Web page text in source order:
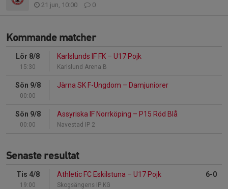
21 jun, 10:00 0
Kommande matcher
Lör 8/8
15:30
Karlslunds IF FK – U17 Pojk
Karlslund Arena B
Sön 9/8
00:00
Järna SK F-Ungdom – Damjuniorer
Sön 9/8
00:00
Assyriska IF Norrköping – P15 Röd Blå
Navestad IP 2
Senaste resultat
Tis 4/8
19:00
Athletic FC Eskilstuna – U17 Pojk
Skogsängens IP KG
6-0